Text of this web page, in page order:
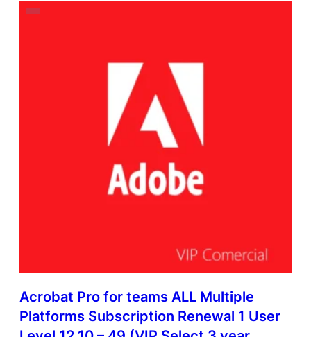
Acrobat Pro for teams ALL Multiple
Platforms Subscription Renewal 1 User